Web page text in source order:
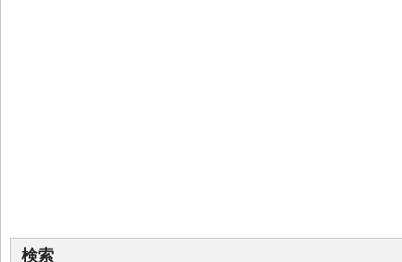
検索